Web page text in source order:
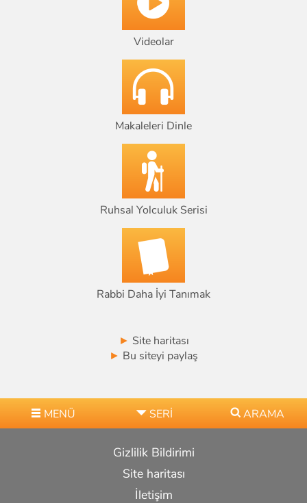
Videolar
Makaleleri Dinle
Ruhsal Yolculuk Serisi
Rabbi Daha İyi Tanımak
► Site haritası
► Bu siteyi paylaş
MENÜ SERI ARAMA
Gizlilik Bildirimi
Site haritası
İletişim